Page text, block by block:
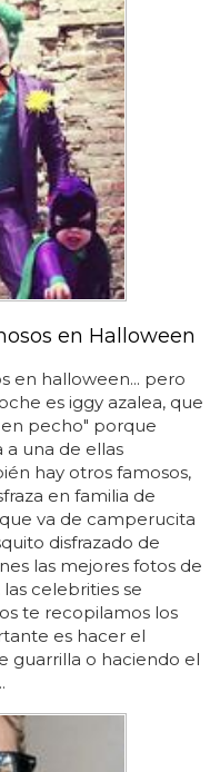
en Halloween
en halloween... pero
es iggy azalea, que
en pecho" porque
una de ellas
hay otros famosos,
en familia de
va de camperucita
disfrazado de
las mejores fotos de
celebrities se
te recopilamos los
es hacer el
guarrilla o haciendo el